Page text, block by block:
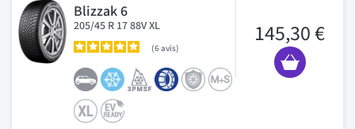
Blizzak 6
205/45 R 17 88V XL
6avis
145,30 €